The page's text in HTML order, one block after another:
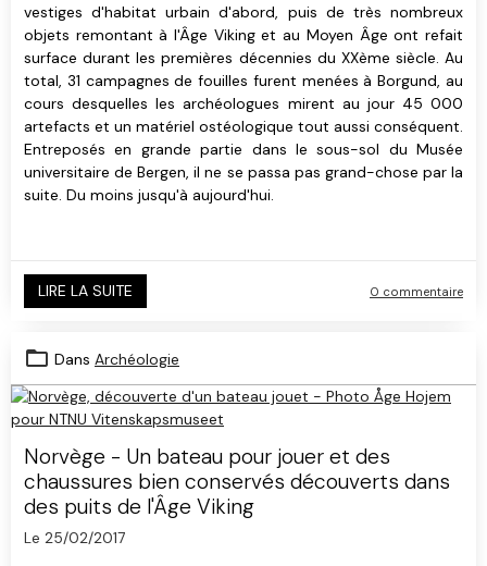
vestiges d'habitat urbain d'abord, puis de très nombreux
objets remontant à l'Âge Viking et au Moyen Âge ont refait
surface durant les premières décennies du XXème siècle. Au
total, 31 campagnes de fouilles furent menées à Borgund, au
cours desquelles les archéologues mirent au jour 45 000
artefacts et un matériel ostéologique tout aussi conséquent.
Entreposés en grande partie dans le sous-sol du Musée
universitaire de Bergen, il ne se passa pas grand-chose par la
suite. Du moins jusqu'à aujourd'hui.
LIRE LA SUITE 0 commentaire
Dans Archéologie
Norvège - Un bateau pour jouer et des
chaussures bien conservés découverts dans
des puits de l'Âge Viking
Le 25/02/2017